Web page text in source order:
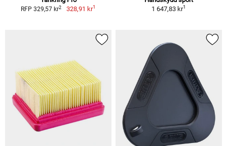
RFP 329,57 kr2 328,91 kr1
1 647,83 kr1